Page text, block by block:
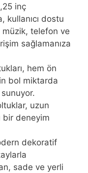
inç
kullanıcı dostu
telefon ve
sağlamanıza
hem ön
bol miktarda
uzun
bir deneyim
dekoratif
sade ve yerli